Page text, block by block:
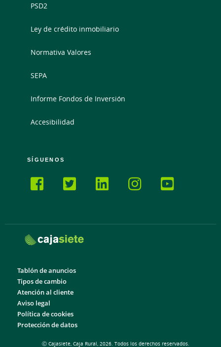
PSD2
Ley de crédito inmobiliario
Normativa Valores
SEPA
Informe Fondos de Inversión
Accesibilidad
SÍGUENOS
Tablón de anuncios
Tipos de cambio
Atención al cliente
Aviso legal
Política de cookies
Protección de datos
Ⓒ Cajasiete, Caja Rural, 2026. Todos los derechos reservados.